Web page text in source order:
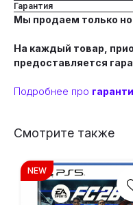
Гарантия
Мы продаем только
На каждый товар,
предоставляется
Подробнее про
Смотрите также
NEW